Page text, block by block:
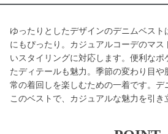
ゆったりとしたデザインのデニムベス
にもぴったり。カジュアルコーデのマ
いスタイリングに対応します。便利な
たディテールも魅力。季節の変わり目や
常の着回しを楽しむための一着です。デ
このベストで、カジュアルな魅力を引き